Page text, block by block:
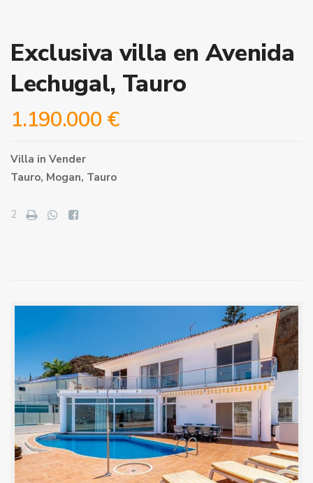
Exclusiva villa en Avenida
Lechugal, Tauro
1.190.000 €
Villa in Vender
Tauro, Mogan, Tauro
2